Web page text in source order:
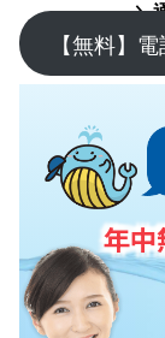
＼
【無料】
年中